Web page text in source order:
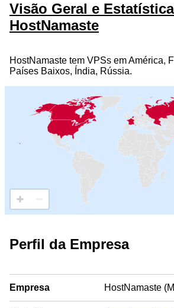
Visão Geral e
HostNamaste
HostNamaste tem VPSs em América,
Países Baixos, Índia, Rússia.
Perfil da Empresa
Empresa HostNamaste